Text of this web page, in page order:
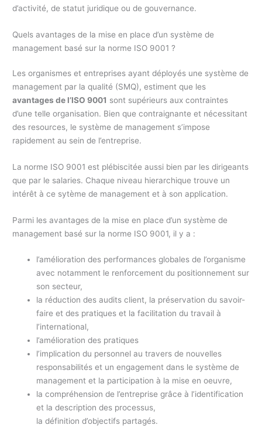
d’activité, de statut juridique ou de gouvernance.
Quels avantages de la mise en place d’un système de
management basé sur la norme ISO 9001 ?
Les organismes et entreprises ayant déployés une système de
management par la qualité (SMQ), estiment que les
avantages de l’ISO 9001 sont supérieurs aux contraintes
d’une telle organisation. Bien que contraignante et nécessitant
des resources, le système de management s’impose
rapidement au sein de l’entreprise.
La norme ISO 9001 est plébiscitée aussi bien par les dirigeants
que par le salaries. Chaque niveau hierarchique trouve un
intérêt à ce sytème de management et à son application.
Parmi les avantages de la mise en place d’un système de
management basé sur la norme ISO 9001, il y a :
l’amélioration des performances globales de l’organisme
avec notamment le renforcement du positionnement sur
son secteur,
la réduction des audits client, la préservation du savoir-
faire et des pratiques et la facilitation du travail à
l’international,
l’amélioration des pratiques
l’implication du personnel au travers de nouvelles
responsabilités et un engagement dans le système de
management et la participation à la mise en oeuvre,
la compréhension de l’entreprise grâce à l’identification
et la description des processus,
la définition d’objectifs partagés.